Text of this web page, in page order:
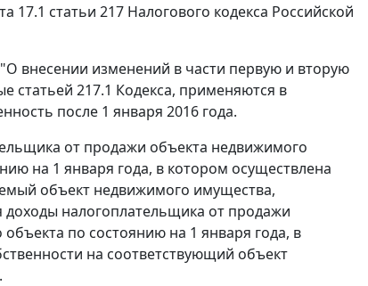
статьи 217 Налогового кодекса Российской
внесении изменений в части первую и вторую
статьей 217.1 Кодекса, применяются в
после 1 января 2016 года.
от продажи объекта недвижимого
на 1 января года, в котором осуществлена
объект недвижимого имущества,
налогоплательщика от продажи
по состоянию на 1 января года, в
на соответствующий объект